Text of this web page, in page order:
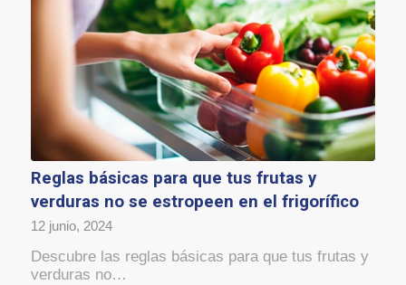
Reglas básicas para que tus frutas y
verduras no se estropeen en el frigorífico
12 junio, 2024
Descubre las reglas básicas para que tus frutas y
verduras no…